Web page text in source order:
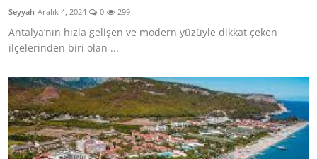
Seyyah Aralık 4, 2024 0 299
Antalya’nın hızla gelişen ve modern yüzüyle dikkat çeken
ilçelerinden biri olan ...